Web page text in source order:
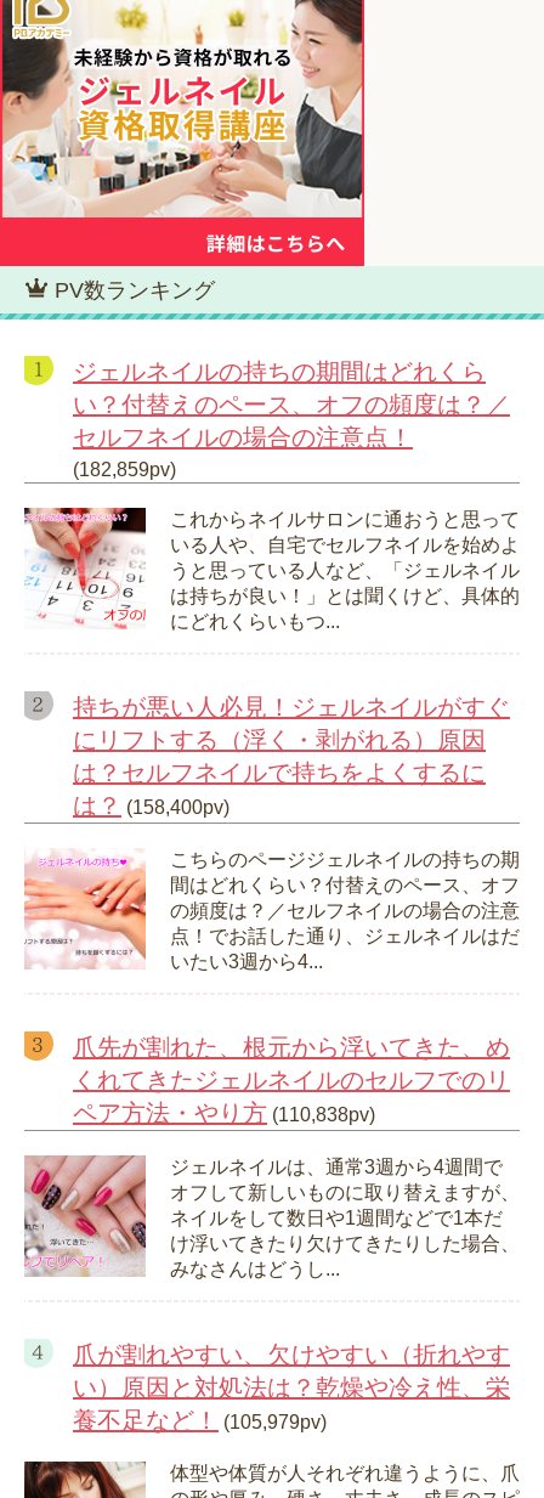
PV数ランキング
ジェルネイルの持ちの期間はどれくら
い？付替えのペース、オフの頻度は？／
セルフネイルの場合の注意点！
(182,859pv)
これからネイルサロンに通おうと思って
いる人や、自宅でセルフネイルを始めよ
うと思っている人など、「ジェルネイル
は持ちが良い！」とは聞くけど、具体的
にどれくらいもつ...
持ちが悪い人必見！ジェルネイルがすぐ
にリフトする（浮く・剥がれる）原因
は？セルフネイルで持ちをよくするに
は？ (158,400pv)
こちらのページジェルネイルの持ちの期
間はどれくらい？付替えのペース、オフ
の頻度は？／セルフネイルの場合の注意
点！でお話した通り、ジェルネイルはだ
いたい3週から4...
爪先が割れた、根元から浮いてきた、め
くれてきたジェルネイルのセルフでのリ
ペア方法・やり方 (110,838pv)
ジェルネイルは、通常3週から4週間で
オフして新しいものに取り替えますが、
ネイルをして数日や1週間などで1本だ
け浮いてきたり欠けてきたりした場合、
みなさんはどうし...
爪が割れやすい、欠けやすい（折れやす
い）原因と対処法は？乾燥や冷え性、栄
養不足など！
(105,979pv)
体型や体質が人それぞれ違うように、爪